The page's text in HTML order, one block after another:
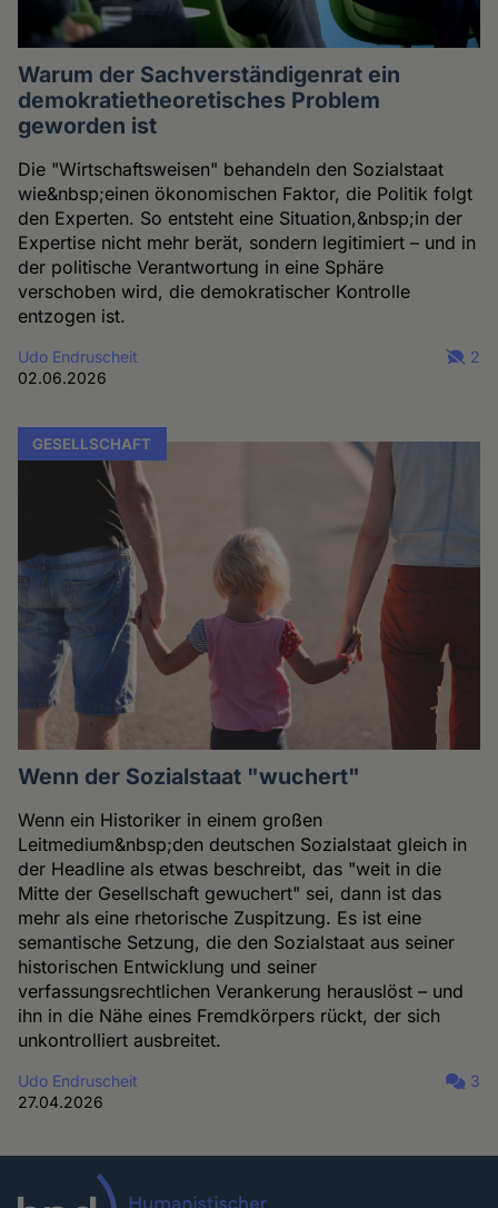
Warum der Sachverständigenrat ein
demokratietheoretisches Problem
geworden ist
Die "Wirtschaftsweisen" behandeln den Sozialstaat
wie&nbsp;einen ökonomischen Faktor, die Politik folgt
den Experten. So entsteht eine Situation,&nbsp;in der
Expertise nicht mehr berät, sondern legitimiert – und in
der politische Verantwortung in eine Sphäre
verschoben wird, die demokratischer Kontrolle
entzogen ist.
Udo Endruscheit
02.06.2026
2
GESELLSCHAFT
Wenn der Sozialstaat "wuchert"
Wenn ein Historiker in einem großen
Leitmedium&nbsp;den deutschen Sozialstaat gleich in
der Headline als etwas beschreibt, das "weit in die
Mitte der Gesellschaft gewuchert" sei, dann ist das
mehr als eine rhetorische Zuspitzung. Es ist eine
semantische Setzung, die den Sozialstaat aus seiner
historischen Entwicklung und seiner
verfassungsrechtlichen Verankerung herauslöst – und
ihn in die Nähe eines Fremdkörpers rückt, der sich
unkontrolliert ausbreitet.
Udo Endruscheit
27.04.2026
3